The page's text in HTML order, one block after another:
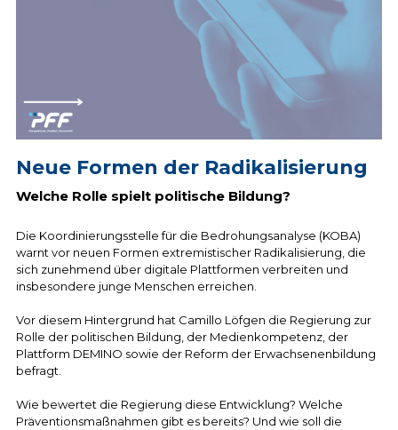
Neue Formen der Radikalisierung
Welche Rolle spielt politische Bildung?
Die Koordinierungsstelle für die Bedrohungsanalyse (KOBA)
warnt vor neuen Formen extremistischer Radikalisierung, die
sich zunehmend über digitale Plattformen verbreiten und
insbesondere junge Menschen erreichen.
Vor diesem Hintergrund hat Camillo Löfgen die Regierung zur
Rolle der politischen Bildung, der Medienkompetenz, der
Plattform DEMINO sowie der Reform der Erwachsenenbildung
befragt.
Wie bewertet die Regierung diese Entwicklung? Welche
Präventionsmaßnahmen gibt es bereits? Und wie soll die